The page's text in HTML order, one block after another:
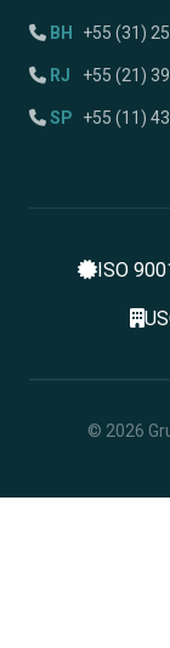
BH +55 (31)
RJ +55 (21)
SP +55 (11)
ISO
© 2026